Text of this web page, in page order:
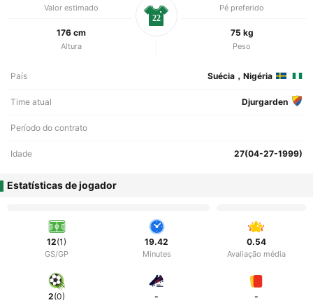
Valor estimado Pé preferido
176 cm
Altura
75 kg
Peso
22
País Suécia，Nigéria
Time atual Djurgarden
Período do contrato
Idade 27(04-27-1999)
Estatísticas de jogador
12(1)
GS/GP
19.42
Minutes
0.54
Avaliação média
2(0) - -